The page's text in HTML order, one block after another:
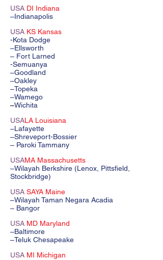
USA DI Indiana
–Indianapolis
USA KS Kansas
-Kota Dodge
–Ellsworth
– Fort Larned
-Semuanya
–Goodland
–Oakley
–Topeka
–Wamego
–Wichita
USALA Louisiana
–Lafayette
–Shreveport-Bossier
– Paroki Tammany
USAMA Massachusetts
–Wilayah Berkshire (Lenox, Pittsfield,
Stockbridge)
USA SAYA Maine
–Wilayah Taman Negara Acadia
– Bangor
USA MD Maryland
–Baltimore
–Teluk Chesapeake
USA MI Michigan